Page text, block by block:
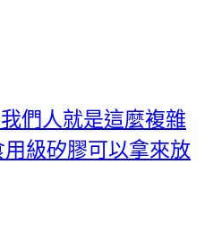
們人就是這麼複雜
級矽膠可以拿來放